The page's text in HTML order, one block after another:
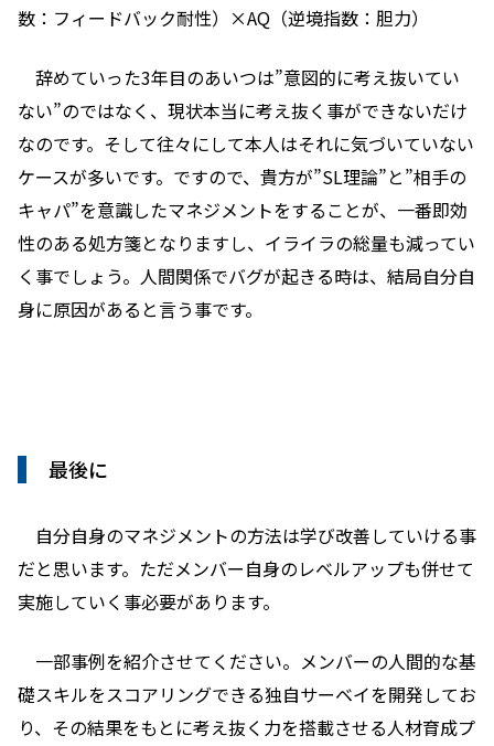
数：フィードバック耐性）×AQ（逆境指数：胆力）
辞めていった3年目のあいつは”意図的に考え抜いてい
ない”のではなく、現状本当に考え抜く事ができないだけ
なのです。そして往々にして本人はそれに気づいていない
ケースが多いです。ですので、貴方が”SL理論”と”相手の
キャパ”を意識したマネジメントをすることが、一番即効
性のある処方箋となりますし、イライラの総量も減ってい
く事でしょう。人間関係でバグが起きる時は、結局自分自
身に原因があると言う事です。
最後に
自分自身のマネジメントの方法は学び改善していける事
だと思います。ただメンバー自身のレベルアップも併せて
実施していく事必要があります。
一部事例を紹介させてください。メンバーの人間的な基
礎スキルをスコアリングできる独自サーベイを開発してお
り、その結果をもとに考え抜く力を搭載させる人材育成プ